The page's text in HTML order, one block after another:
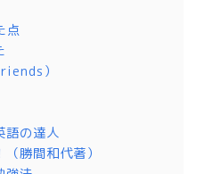
点
）
語の達人
勝間和代著）